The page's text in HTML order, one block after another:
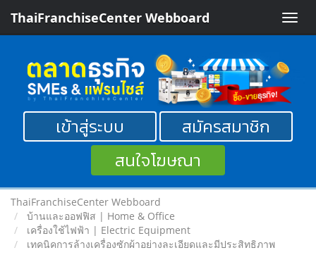
Toggle
ThaiFranchiseCenter Webboard
เข้าสู่ระบบ
สมัครสมาชิก
สนใจโฆษณา
ThaiFranchiseCenter Webboard
บ้านและออฟฟิส | Home & Office
เครื่องใช้ไฟฟ้า | Electric Equipment
เทคนิคการล้างเครื่องซักผ้าอย่างละเอียดและมีประสิทธิภาพ